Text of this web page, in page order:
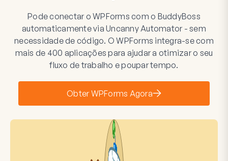
Pode conectar o WPForms com o BuddyBoss
automaticamente via Uncanny Automator - sem
necessidade de código. O WPForms integra-se com
mais de 400 aplicações para ajudar a otimizar o seu
fluxo de trabalho e poupar tempo.
Obter WPForms Agora